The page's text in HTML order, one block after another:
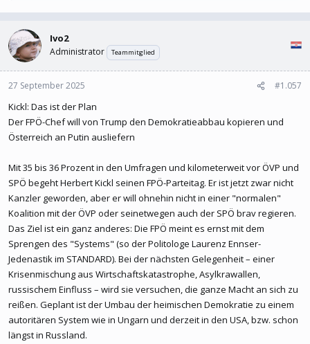
Ivo2
Administrator Teammitglied
27 September 2025 #1.057
Kickl: Das ist der Plan
Der FPÖ-Chef will von Trump den Demokratieabbau kopieren und
Österreich an Putin ausliefern
Mit 35 bis 36 Prozent in den Umfragen und kilometerweit vor ÖVP und
SPÖ begeht Herbert Kickl seinen FPÖ-Parteitag. Er ist jetzt zwar nicht
Kanzler geworden, aber er will ohnehin nicht in einer "normalen"
Koalition mit der ÖVP oder seinetwegen auch der SPÖ brav regieren.
Das Ziel ist ein ganz anderes: Die FPÖ meint es ernst mit dem
Sprengen des "Systems" (so der Politologe Laurenz Ennser-
Jedenastik im STANDARD). Bei der nächsten Gelegenheit – einer
Krisenmischung aus Wirtschaftskatastrophe, Asylkrawallen,
russischem Einfluss – wird sie versuchen, die ganze Macht an sich zu
reißen. Geplant ist der Umbau der heimischen Demokratie zu einem
autoritären System wie in Ungarn und derzeit in den USA, bzw. schon
längst in Russland.